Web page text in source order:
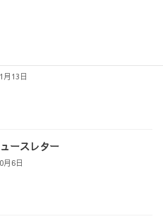
月13日
ースレター
月6日